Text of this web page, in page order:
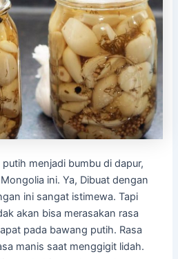
menjadi bumbu di dapur,
ini. Ya, Dibuat dengan
ini sangat istimewa. Tapi
akan bisa merasakan rasa
pada bawang putih. Rasa
manis saat menggigit lidah.